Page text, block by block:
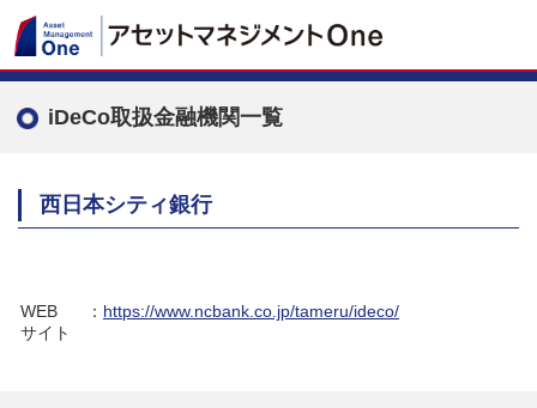
iDeCo取扱金融機関一覧
西日本シティ銀行
WEB
サイト
： https://www.ncbank.co.jp/tameru/ideco/